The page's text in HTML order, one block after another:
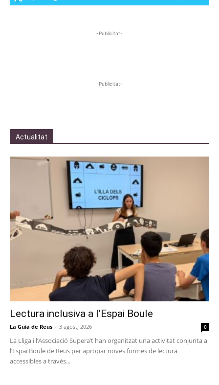
-Publicitat-
-Publicitat-
Actualitat
Lectura inclusiva a l’Espai Boule
La Guia de Reus - 3 agost, 2026 0
La Lliga i l’Associació Supera’t han organitzat una activitat conjunta a
l’Espai Boule de Reus per apropar noves formes de lectura
accessibles a través...